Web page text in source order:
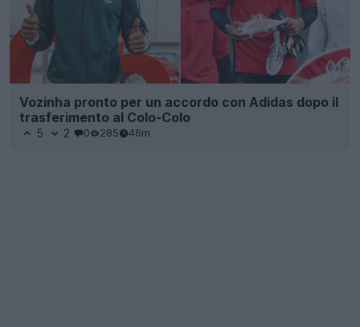
Vozinha pronto per un accordo con Adidas dopo il
trasferimento al Colo-Colo
5 2 0 285 46m